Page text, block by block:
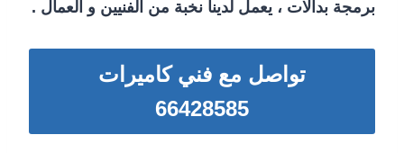
برمجة بدالات ، يعمل لدينا نخبة من الفنيين و العمال .
تواصل مع فني كاميرات
66428585